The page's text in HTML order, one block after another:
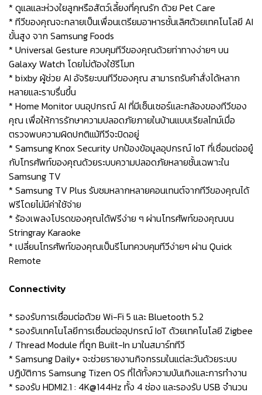
* ดูแลและห่วงใยลูกหรือสัตว์เลี้ยงที่คุณรัก ด้วย Pet Care
* ทีวีของคุณจะกลายเป็นเพื่อนเตรียมอาหารชั้นเลิศด้วยเทคโนโลยี AI
ขั้นสูง จาก Samsung Foods
* Universal Gesture ควบคุมทีวีของคุณด้วยท่าทางง่ายๆ บน
Galaxy Watch โดยไม่ต้องใช้รีโมท
* bixby ผู้ช่วย AI อัจริยะบนทีวีของคุณ สามารถรับคำสั่งได้หลาก
หลายและราบรื่นขึ้น
* Home Monitor บนอุปกรณ์ AI ที่มีเซ็นเซอร์และกล้องของทีวีของ
คุณ เพื่อให้การรักษาความปลอดภัยภายในบ้านแบบเรียลไทม์เมื่อ
ตรวจพบความผิดปกติแม้ทีวีจะปิดอยู่
* Samsung Knox Security ปกป้องข้อมูลอุปกรณ์ IoT ที่เชื่อมต่ออยู๋
กับโทรศัพท์ของคุณด้วยระบบความปลอดภัยหลายชั้นเฉพาะใน
Samsung TV
* Samsung TV Plus รับชมหลากหลายคอนเทนต์จากทีวีของคุณได้
ฟรีโดยไม่มีค่าใช้จ่าย
* ร้องเพลงโปรดของคุณได้ฟรีง่าย ๆ ผ่านโทรศัพท์ของคุณบน
Stringray Karaoke
* เปลี่ยนโทรศัพท์ของคุณเป็นรีโมทควบคุมทีวีง่ายๆ ผ่าน Quick
Remote
Connectivity
* รองรับการเชื่อมต่อด้วย Wi-Fi 5 และ Bluetooth 5.2
* รองรับเทคโนโลยีการเชื่อมต่ออุปกรณ์ IoT ด้วยเทคโนโลยี Zigbee
/ Thread Module ที่ถูก Built-In มาในสมาร์ททีวี
* Samsung Daily+ จะช่วยรายงานกิจกรรมในแต่ละวันด้วยระบบ
ปฏิบัติการ Samsung Tizen OS ที่ได้ทั้งความบันเทิงและการทำงาน
* รองรับ HDMI2.1 : 4K@144Hz ทั้ง 4 ช่อง และรองรับ USB จำนวน